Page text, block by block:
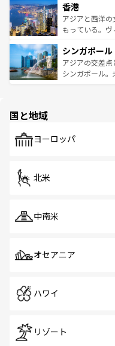
とつ。フォーや
ひ現地で味わ
が旅行者を迎
参照してほしい。
の活気が交差し
帯で自然と触
いビーチでリ
激する。気候は
が待っている
た文化、そし
香港
アジアと西洋
もっている。
み、どこを訪れ
ており、効率
うな絶景から
シンガポール
アジアの交差
シンガポール
で、ホーカーズ
国と地域
ヨーロッパ
北米
中南米
オセアニア
ハワイ
リゾート